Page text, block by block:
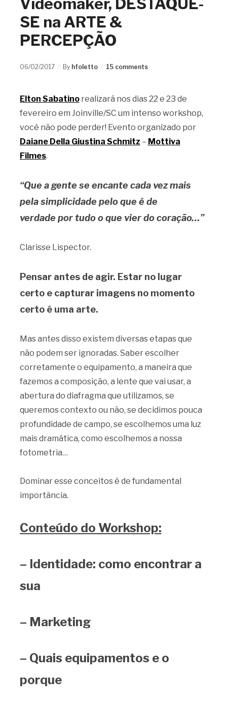
SE na ARTE &
PERCEPÇÃO
06/02/2017 By hfoletto 15 comments
Elton Sabatinorealizará nos dias 22 e 23 de
fevereiro em Joinville/SC um intenso workshop,
você não pode perder! Evento organizado por
Daiane Della Giustina Schmitz – Mottiva
Filmes.
“Que a gente se encante cada vez mais
pela simplicidade pelo que é de
verdade por tudo o que vier do coração…”
Clarisse Lispector.
Pensar antes de agir. Estar no lugar
certo e capturar imagens no momento
certo é uma arte.
Mas antes disso existem diversas etapas que
não podem ser ignoradas. Saber escolher
corretamente o equipamento, a maneira que
fazemos a composição, a lente que vai usar, a
abertura do diafragma que utilizamos, se
queremos contexto ou não, se decidimos pouca
profundidade de campo, se escolhemos uma luz
mais dramática, como escolhemos a nossa
fotometria…
Dominar esse conceitos é de fundamental
importância.
Conteúdo do Workshop:
– Identidade: como encontrar a
sua
– Marketing
– Quais equipamentos e o
porque